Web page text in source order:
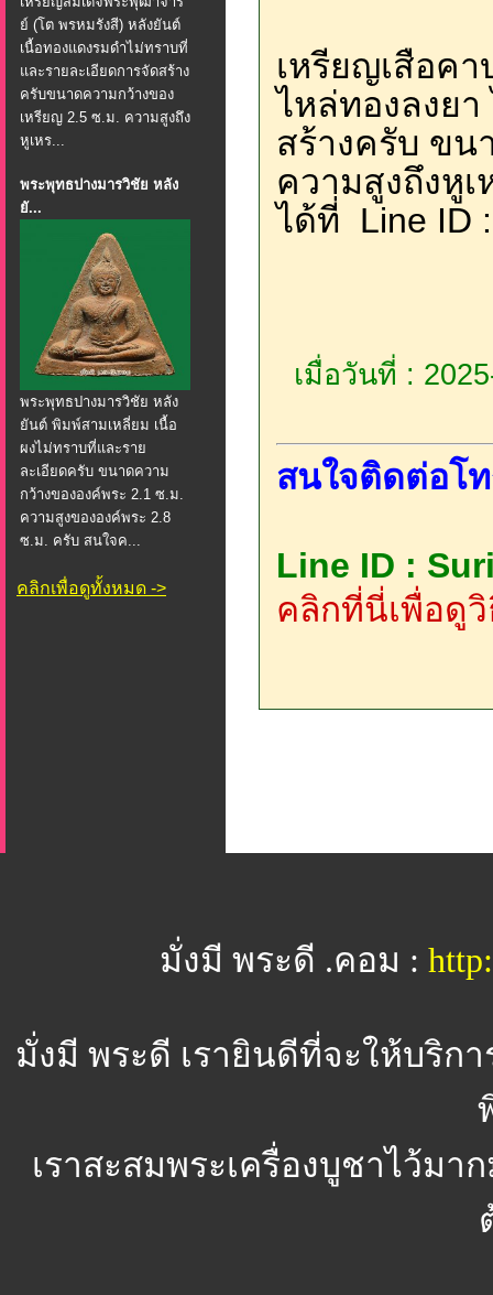
ย์ (โต พรหมรังสี) หลังยันต์
เนื้อทองแดงรมดำไม่ทราบที่
และรายละเอียดการจัดสร้าง
ครับขนาดความกว้างของ
เหรียญ 2.5 ซ.ม. ความสูงถึง
หูเหร...
พระพุทธปางมารวิชัย หลัง
ยั...
พระพุทธปางมารวิชัย หลัง
ยันต์ พิมพ์สามเหลี่ยม เนื้อ
ผงไม่ทราบที่และราย
ละเอียดครับ ขนาดความ
กว้างขององค์พระ 2.1 ซ.ม.
ความสูงขององค์พระ 2.8
ซ.ม. ครับ สนใจค...
คลิกเพื่อดูทั้งหมด ->
เหรียญเสือค
ไหล่ทองลงยา
สร้างครับ ขน
ความสูงถึงหู
ได้ที่ Line ID
เมื่อวันที่ :
สนใจติดต่อโ
Line ID :
คลิกที่นี่เพื่อดูวิ
มั่งมี พระดี .คอม :
มั่งมี พระดี เรายินดีที่จะให้บริก
เราสะสมพระเครื่องบูชาไว้ม